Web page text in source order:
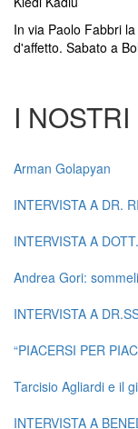
In via Paolo Fabbri
d'affetto. Sabato a
I
Arman Golapyan
INTERVISTA A DR.
INTERVISTA A
Andrea Gori:
INTERVISTA A
“PIACERSI PER
Tarcisio Agliardi e il
INTERVISTA A